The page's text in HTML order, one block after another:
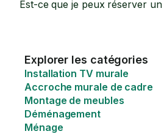
Est-ce que je peux réserver
Explorer les catégories
Installation TV murale
Accroche murale de cadre
Montage de meubles
Déménagement
Ménage